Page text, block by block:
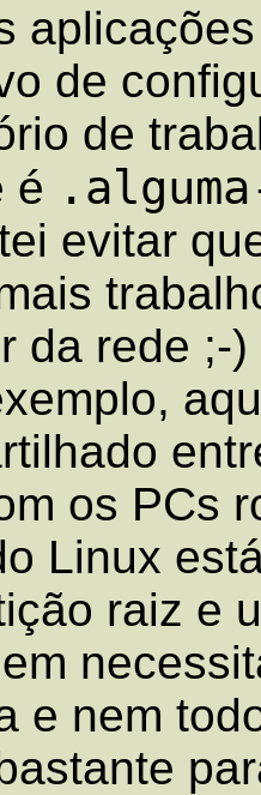
de
de
é
evitar
da rede ;-
os PCs
Linux
raiz e
e nem